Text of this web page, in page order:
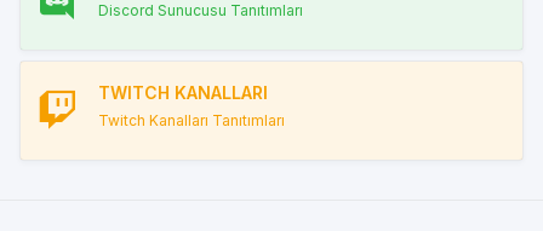
Discord Sunucusu Tanıtımları
TWITCH KANALLARI
Twitch Kanalları Tanıtımları